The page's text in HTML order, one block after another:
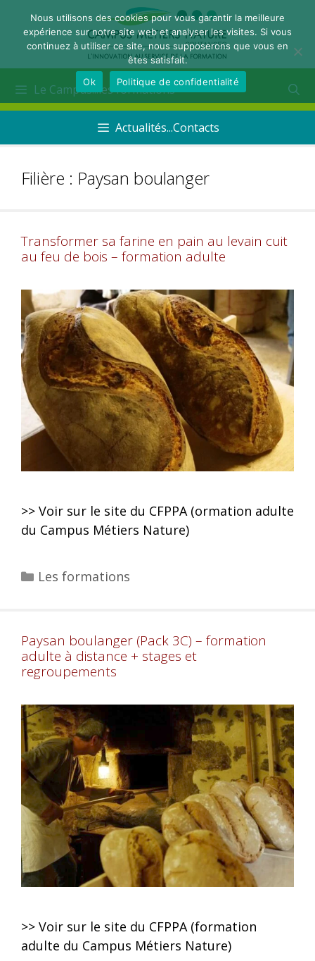
Le Campus...les formations
Actualités...Contacts
Filière : Paysan boulanger
Transformer sa farine en pain au levain cuit
au feu de bois – formation adulte
>> Voir sur le site du CFPPA (ormation adulte
du Campus Métiers Nature)
Les formations
Paysan boulanger (Pack 3C) – formation
adulte à distance + stages et
regroupements
>> Voir sur le site du CFPPA (formation
adulte du Campus Métiers Nature)
Nous utilisons des cookies pour vous garantir la meilleure
expérience sur notre site web et analyser les visites. Si vous
continuez à utiliser ce site, nous supposerons que vous en
êtes satisfait.
Ok
Politique de confidentialité